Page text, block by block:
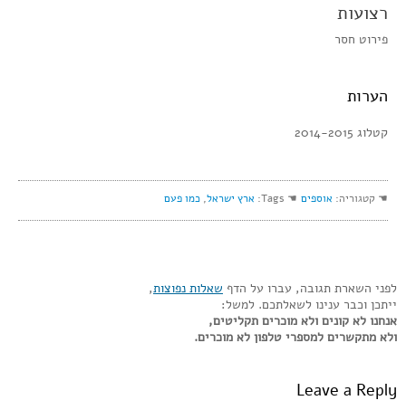
רצועות
פירוט חסר
הערות
קטלוג 2014-2015
☚ קטגוריה: אוספים ☚ Tags: ארץ ישראל, כמו פעם
לפני השארת תגובה, עברו על הדף שאלות נפוצות,
ייתכן וכבר ענינו לשאלתכם. למשל:
אנחנו לא קונים ולא מוכרים תקליטים,
ולא מתקשרים למספרי טלפון לא מוכרים.
Leave a Reply